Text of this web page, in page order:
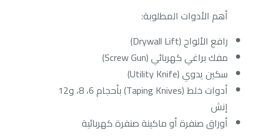
أهم الأدوات المطلوبة:
رافع الألواح (Drywall Lift)
مفك براغي كهربائي (Screw Gun)
سكين يدوي (Utility Knife)
أدوات خلط (Taping Knives) بأحجام 6، 8، و12
إنش
أوراق صنفرة أو ماكينة صنفرة كهربائية